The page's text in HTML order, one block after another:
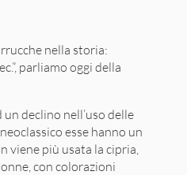
nella storia:
parliamo oggi della
un declino nell’uso delle
esse hanno un
viene più usata la cipria,
con colorazioni